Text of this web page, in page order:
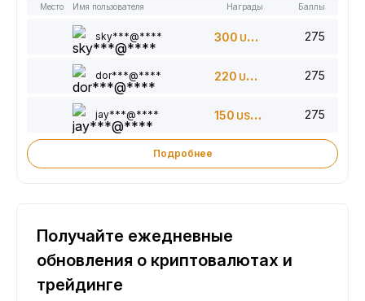
Место Имя пользователя Награды Баллы
sky***@**** 300 USDT 275
dor***@**** 220 USDT 275
jay***@**** 150 USDT 275
Подробнее
Получайте ежедневные
обновления о криптовалютах и
трейдинге